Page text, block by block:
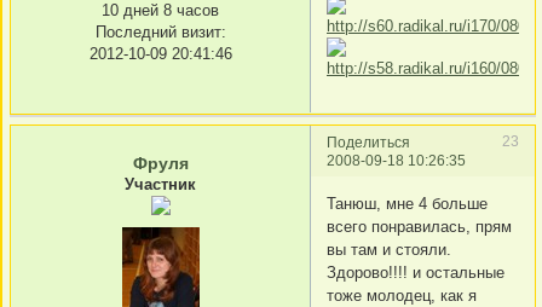
10 дней 8 часов
Последний визит:
2012-10-09 20:41:46
Поделиться
23
2008-09-18 10:26:35
Фруля
Участник
Танюш, мне 4 больше
всего понравилась, прям
вы там и стояли.
Здорово!!!! и остальные
тоже молодец, как я